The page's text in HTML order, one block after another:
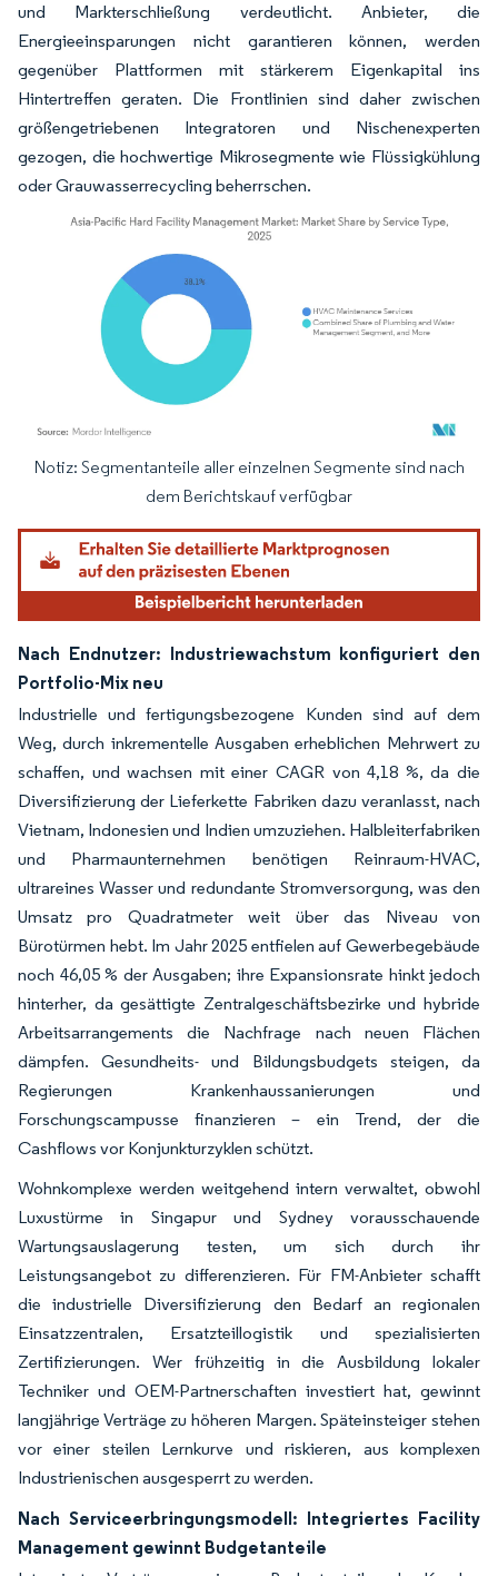
und Markterschließung verdeutlicht. Anbieter, die
Energieeinsparungen nicht garantieren können, werden
gegenüber Plattformen mit stärkerem Eigenkapital ins
Hintertreffen geraten. Die Frontlinien sind daher zwischen
größengetriebenen Integratoren und Nischenexperten
gezogen, die hochwertige Mikrosegmente wie Flüssigkühlung
oder Grauwasserrecycling beherrschen.
Bild © Mordor Intelligence. Wiederverwendung erfordert Namensnennung
Notiz: Segmentanteile aller einzelnen Segmente sind nach
dem Berichtskauf verfügbar
Nach Endnutzer: Industriewachstum konfiguriert den
Portfolio-Mix neu
Industrielle und fertigungsbezogene Kunden sind auf dem
Weg, durch inkrementelle Ausgaben erheblichen Mehrwert zu
schaffen, und wachsen mit einer CAGR von 4,18 %, da die
Diversifizierung der Lieferkette Fabriken dazu veranlasst, nach
Vietnam, Indonesien und Indien umzuziehen. Halbleiterfabriken
und Pharmaunternehmen benötigen Reinraum-HVAC,
ultrareines Wasser und redundante Stromversorgung, was den
Umsatz pro Quadratmeter weit über das Niveau von
Bürotürmen hebt. Im Jahr 2025 entfielen auf Gewerbegebäude
noch 46,05 % der Ausgaben; ihre Expansionsrate hinkt jedoch
hinterher, da gesättigte Zentralgeschäftsbezirke und hybride
Arbeitsarrangements die Nachfrage nach neuen Flächen
dämpfen. Gesundheits- und Bildungsbudgets steigen, da
Regierungen Krankenhaussanierungen und
Forschungscampusse finanzieren – ein Trend, der die
Cashflows vor Konjunkturzyklen schützt.
Wohnkomplexe werden weitgehend intern verwaltet, obwohl
Luxustürme in Singapur und Sydney vorausschauende
Wartungsauslagerung testen, um sich durch ihr
Leistungsangebot zu differenzieren. Für FM-Anbieter schafft
die industrielle Diversifizierung den Bedarf an regionalen
Einsatzzentralen, Ersatzteillogistik und spezialisierten
Zertifizierungen. Wer frühzeitig in die Ausbildung lokaler
Techniker und OEM-Partnerschaften investiert hat, gewinnt
langjährige Verträge zu höheren Margen. Späteinsteiger stehen
vor einer steilen Lernkurve und riskieren, aus komplexen
Industrienischen ausgesperrt zu werden.
Nach Serviceerbringungsmodell: Integriertes Facility
Management gewinnt Budgetanteile